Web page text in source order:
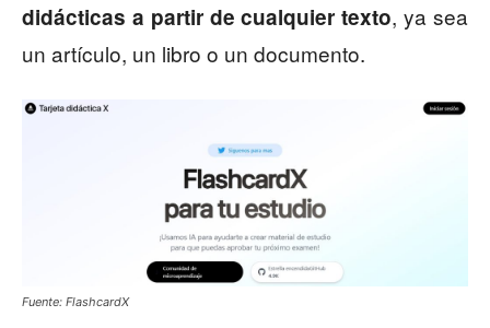
didácticas a partir de cualquier texto, ya sea
un artículo, un libro o un documento.
Fuente: FlashcardX